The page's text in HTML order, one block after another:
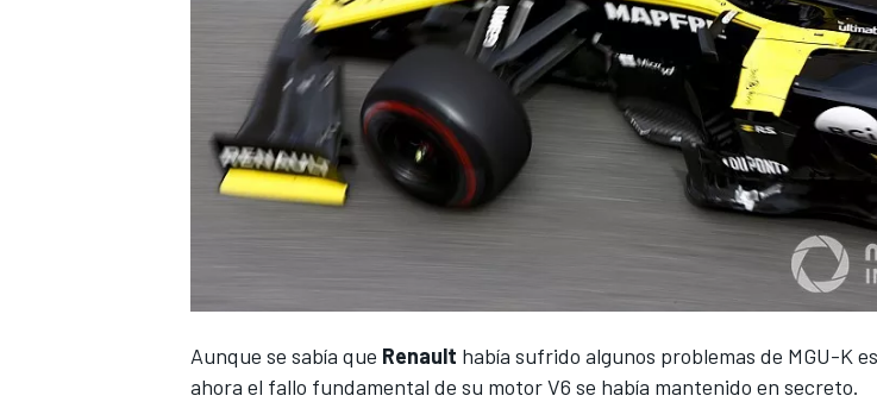
Aunque se sabía que Renault había sufrido algunos problemas de MGU-K
ahora el fallo fundamental de su motor V6 se había mantenido en secreto.